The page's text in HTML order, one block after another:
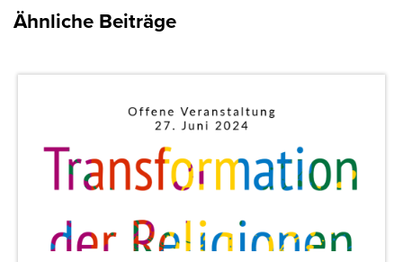
Ähnliche Beiträge